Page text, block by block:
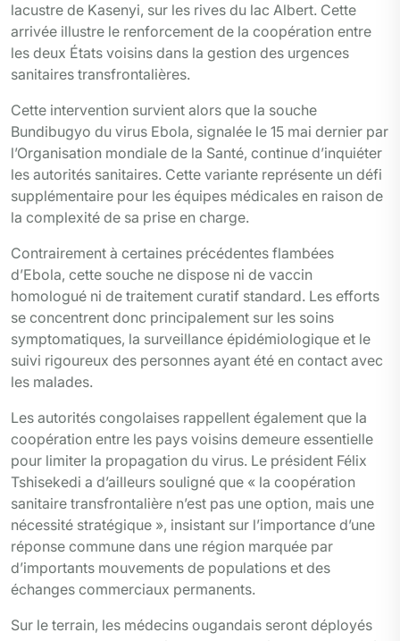
lacustre de Kasenyi, sur les rives du lac Albert. Cette
arrivée illustre le renforcement de la coopération entre
les deux États voisins dans la gestion des urgences
sanitaires transfrontalières.
Cette intervention survient alors que la souche
Bundibugyo du virus Ebola, signalée le 15 mai dernier par
l’Organisation mondiale de la Santé, continue d’inquiéter
les autorités sanitaires. Cette variante représente un défi
supplémentaire pour les équipes médicales en raison de
la complexité de sa prise en charge.
Contrairement à certaines précédentes flambées
d’Ebola, cette souche ne dispose ni de vaccin
homologué ni de traitement curatif standard. Les efforts
se concentrent donc principalement sur les soins
symptomatiques, la surveillance épidémiologique et le
suivi rigoureux des personnes ayant été en contact avec
les malades.
Les autorités congolaises rappellent également que la
coopération entre les pays voisins demeure essentielle
pour limiter la propagation du virus. Le président Félix
Tshisekedi a d’ailleurs souligné que « la coopération
sanitaire transfrontalière n’est pas une option, mais une
nécessité stratégique », insistant sur l’importance d’une
réponse commune dans une région marquée par
d’importants mouvements de populations et des
échanges commerciaux permanents.
Sur le terrain, les médecins ougandais seront déployés